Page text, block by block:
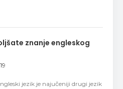
znanje engleskog
jezik je najučeniji drugi jezik